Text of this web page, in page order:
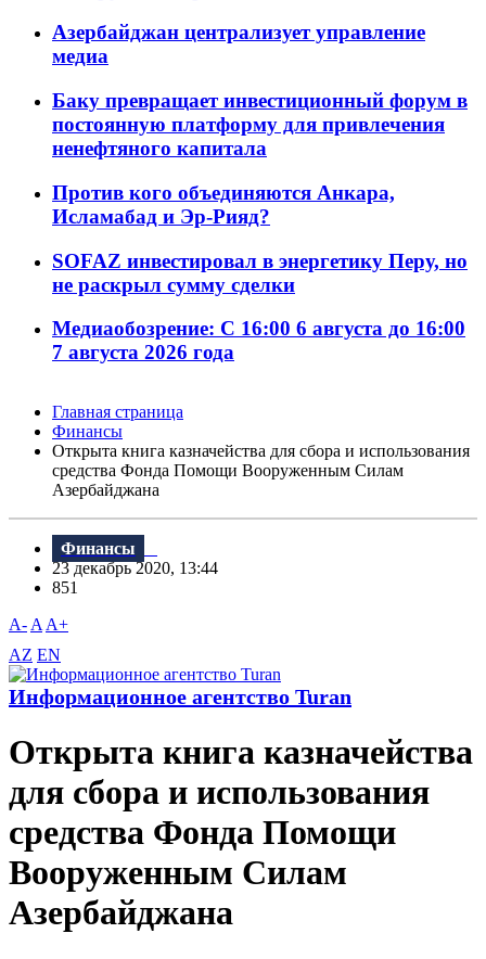
Азербайджан централизует управление
медиа
Баку превращает инвестиционный форум в
постоянную платформу для привлечения
ненефтяного капитала
Против кого объединяются Анкара,
Исламабад и Эр-Рияд?
SOFAZ инвестировал в энергетику Перу, но
не раскрыл сумму сделки
Медиаобозрение: С 16:00 6 августа до 16:00
7 августа 2026 года
Главная страница
Финансы
Открыта книга казначейства для сбора и использования
средства Фонда Помощи Вооруженным Силам
Азербайджана
Финансы
23 декабрь 2020, 13:44
851
A- A A+
AZ EN
Информационное агентство Turan
Открыта книга казначейства
для сбора и использования
средства Фонда Помощи
Вооруженным Силам
Азербайджана